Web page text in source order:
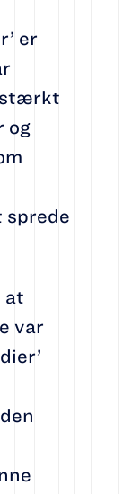
er
stærkt
og
at
var